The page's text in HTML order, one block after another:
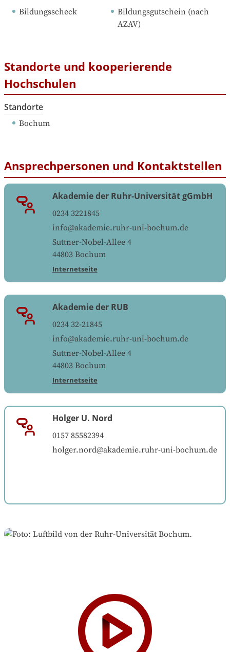
Bildungsscheck
Bildungsgutschein (nach
AZAV)
Standorte und kooperierende
Hochschulen
Standorte
Bochum
Ansprechpersonen und Kontaktstellen
Akademie der Ruhr-Universität gGmbH
0234 3221845
info@akademie.ruhr-uni-bochum.de
Suttner-Nobel-Allee 4
44803 Bochum
Internetseite
Akademie der RUB
0234 32-21845
info@akademie.ruhr-uni-bochum.de
Suttner-Nobel-Allee 4
44803 Bochum
Internetseite
Holger U. Nord
0157 85582394
holger.nord@akademie.ruhr-uni-bochum.de